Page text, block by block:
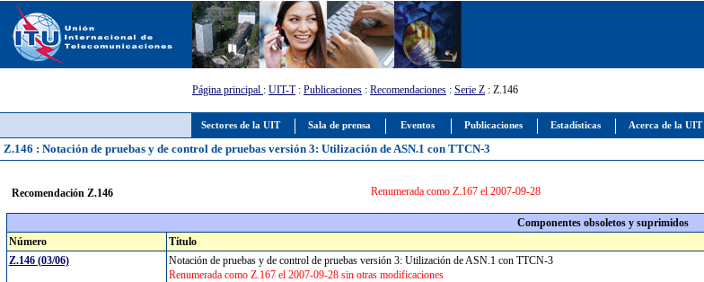
Sectores de la UIT Sala de prensa Eventos Publicaciones Estadísticas Acerca de la UIT
Página principal : UIT-T: Publicaciones : Recomendaciones : Serie Z : Z.146
Z.146 : Notación de pruebas y de control de pruebas versión 3: Utilización de ASN.1 con TTCN-3
Recomendación Z.146 Renumerada como Z.167 el 2007-09-28
Componentes obsoletos y suprimidos
Número
Título
Z.146 (03/06)
Notación de pruebas y de control de pruebas versión 3: Utilización de ASN.1 con TTCN-3
Renumerada como Z.167 el 2007-09-28 sin otras modificaciones